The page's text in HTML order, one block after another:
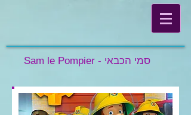
Sam le Pompier - סמי הכבאי